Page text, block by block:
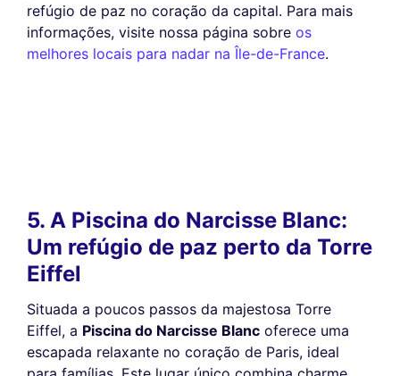
refúgio de paz no coração da capital. Para mais
informações, visite nossa página sobre os
melhores locais para nadar na Île-de-France.
5. A Piscina do Narcisse Blanc:
Um refúgio de paz perto da Torre
Eiffel
Situada a poucos passos da majestosa Torre
Eiffel, a Piscina do Narcisse Blanc oferece uma
escapada relaxante no coração de Paris, ideal